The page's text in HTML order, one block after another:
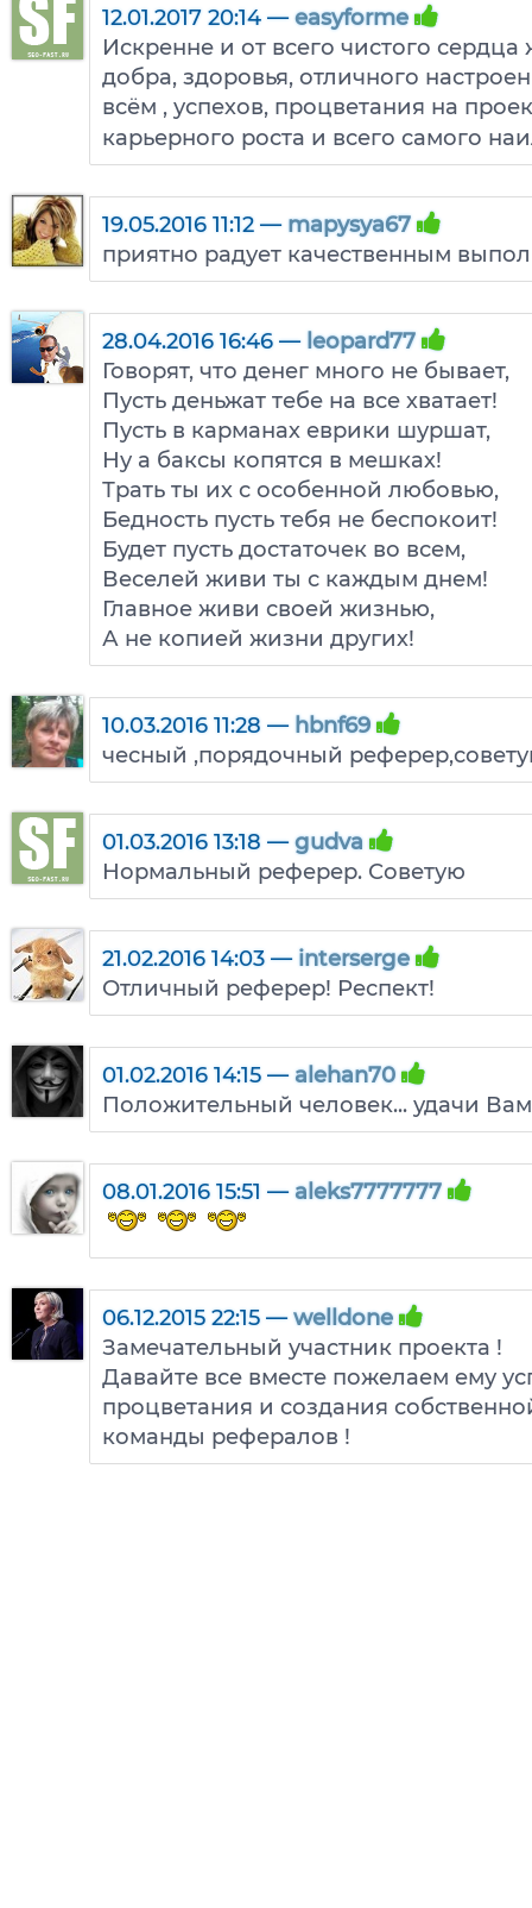
12.01.2017 20:14 —easyforme
Искренне и от всего чистого
добра, здоровья, отличного
всём , успехов, процветания на
карьерного роста и всего самого
19.05.2016 11:12 — mapysya67
приятно радует качественным
28.04.2016 16:46 — leopard77
Говорят, что денег много не бывает,
Пусть деньжат тебе на все хватает!
Пусть в карманах еврики шуршат,
Ну а баксы копятся в мешках!
Трать ты их с особенной любовью,
Бедность пусть тебя не беспокоит!
Будет пусть достаточек во всем,
Веселей живи ты с каждым днем!
Главное живи своей жизнью,
А не копией жизни других!
10.03.2016 11:28 — hbnf69
чесный ,порядочный
01.03.2016 13:18 —gudva
Нормальный реферер. Советую
21.02.2016 14:03 — interserge
Отличный реферер! Респект!
01.02.2016 14:15 —alehan70
Положительный человек... удачи
08.01.2016 15:51 —aleks7777777
06.12.2015 22:15 —welldone
Замечательный участник проекта !
Давайте все вместе пожелаем ему
процветания и создания
команды рефералов !